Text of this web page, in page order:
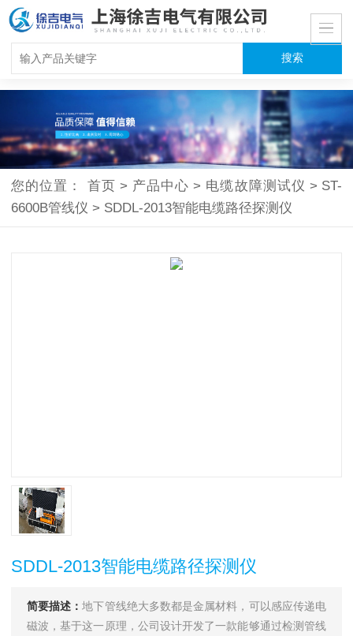
您的位置： 首页 > 产品中心 > 电缆故障测试仪 > ST-
6600B管线仪 > SDDL-2013智能电缆路径探测仪
SDDL-2013智能电缆路径探测仪
简要描述：地下管线绝大多数都是金属材料，可以感应传递电
磁波，基于这一原理，公司设计开发了一款能够通过检测管线